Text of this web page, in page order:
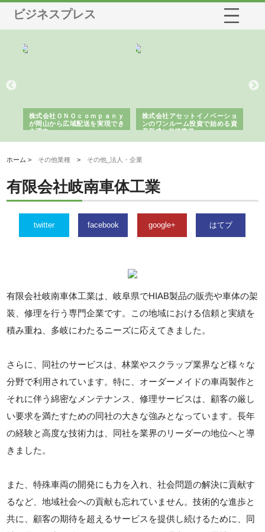
ビジネスプレス
株式会社ＯＮＯｃｏｍｐａｎｙ
が岡山から広域配送を実現でき
る理由
株式会社アセットイノベーショ
ンのワンルーム投資で始める資
産形成と老後準備
ホーム > その他業種 > その他_法人・企業
有限会社岐南車体工業
twitter facebook google+ はてブ
有限会社岐南車体工業は、岐阜県でHIAB製品の販売や車体の架
装、修理を行う専門企業です。この地域における信頼と実績を
積み重ね、多岐にわたるニーズに応えてきました。
さらに、同社のサービスは、林業やスクラップ業界など様々な
分野で利用されています。特に、オーダーメイドの車両製作と
それに伴う綿密なメンテナンス、修理サービスは、顧客の厳し
い要求を満たすための同社の大きな強みとなっています。長年
の経験と高度な技術力は、同社を業界のリーダーの地位へと導
きました。
また、特殊車両の開発にも力を入れ、社会問題の解決に貢献す
るなど、地域社会への貢献も忘れていません。技術的な進歩と
共に、顧客の期待を超えるサービスを提供し続けるために、同